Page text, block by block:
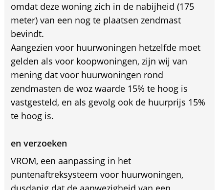
omdat deze woning zich in de nabijheid (175
meter) van een nog te plaatsen zendmast
bevindt.
Aangezien voor huurwoningen hetzelfde moet
gelden als voor koopwoningen, zijn wij van
mening dat voor huurwoningen rond
zendmasten de woz waarde 15% te hoog is
vastgesteld, en als gevolg ook de huurprijs 15%
te hoog is.
en verzoeken
VROM, een aanpassing in het
puntenaftreksysteem voor huurwoningen,